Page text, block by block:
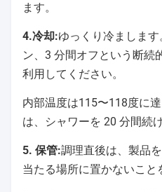
ます。
4.冷却:ゆっくり冷ましま
ン、3 分間オフという断続
利用してください。
内部温度は115〜118度に
は、シャワーを 20 分間続
5. 保管:調理直後は、製品
当たる場所に置かないこと